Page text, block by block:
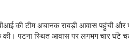
की टीम अचानक राबड़ी आवास पहुंची और
की। पटना स्थित आवास पर लगभग चार घंटे